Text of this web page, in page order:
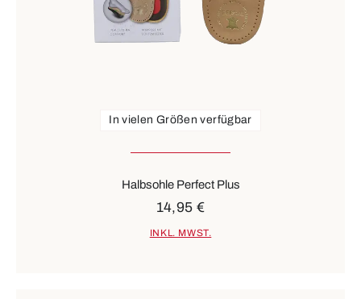
In vielen Größen verfügbar
Halbsohle Perfect Plus
14,95 €
INKL. MWST.